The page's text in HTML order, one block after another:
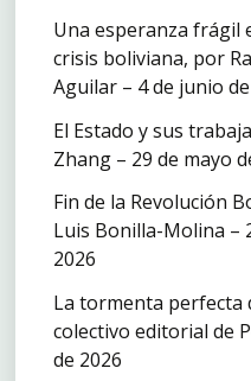
Una esperanza frágil
crisis boliviana, por
Aguilar – 4 de junio
El Estado y sus
Zhang – 29 de mayo
Fin de la Revolución
Luis Bonilla-Molina –
2026
La tormenta perfecta
colectivo editorial de
de 2026